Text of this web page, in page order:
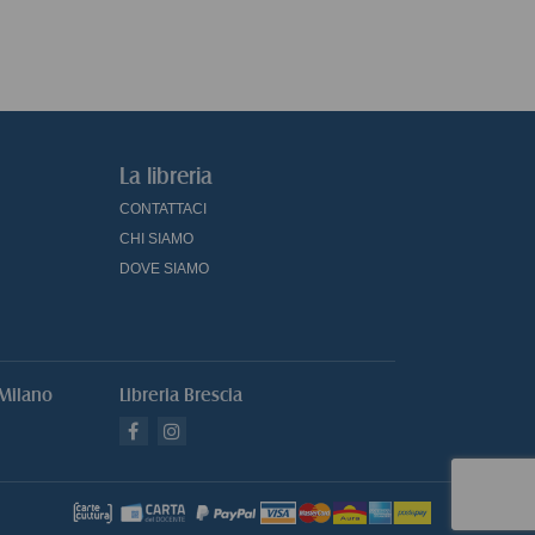
La libreria
CONTATTACI
CHI SIAMO
DOVE SIAMO
Libreria Brescia